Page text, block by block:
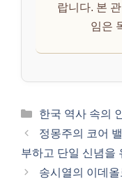
랍니다. 본
임은
카
테
리
한국 역사 속의
정몽주의 코어
부하고 단일 신념을
송시열의 이데